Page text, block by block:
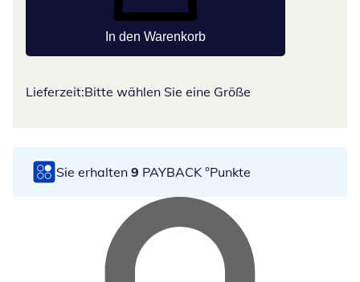
In den Warenkorb
Lieferzeit:Bitte wählen Sie eine Größe
Sie erhalten 9 PAYBACK °Punkte